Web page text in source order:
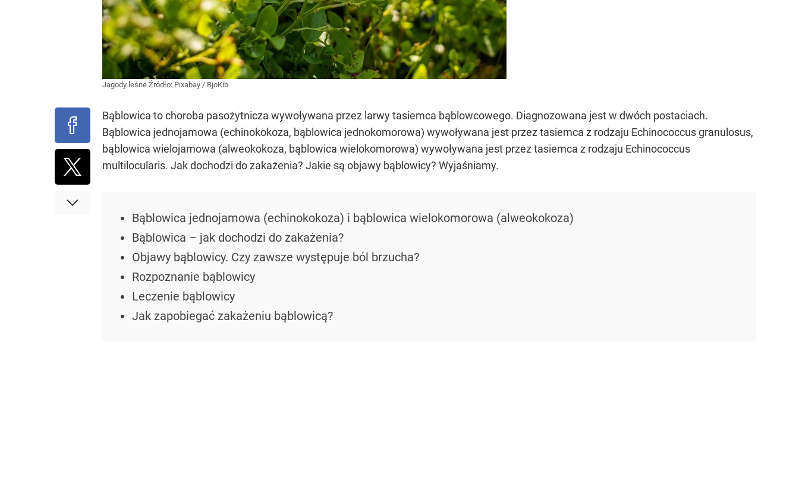
Jagody leśne Źródło: Pixabay / BjoKib
Bąblowica to choroba pasożytnicza wywoływana przez larwy tasiemca bąblowcowego. Diagnozowana jest w dwóch postaciach.
Bąblowica jednojamowa (echinokokoza, bąblowica jednokomorowa) wywoływana jest przez tasiemca z rodzaju Echinococcus granulosus,
bąblowica wielojamowa (alweokokoza, bąblowica wielokomorowa) wywoływana jest przez tasiemca z rodzaju Echinococcus
multilocularis. Jak dochodzi do zakażenia? Jakie są objawy bąblowicy? Wyjaśniamy.
Bąblowica jednojamowa (echinokokoza) i bąblowica wielokomorowa (alweokokoza)
Bąblowica – jak dochodzi do zakażenia?
Objawy bąblowicy. Czy zawsze występuje ból brzucha?
Rozpoznanie bąblowicy
Leczenie bąblowicy
Jak zapobiegać zakażeniu bąblowicą?